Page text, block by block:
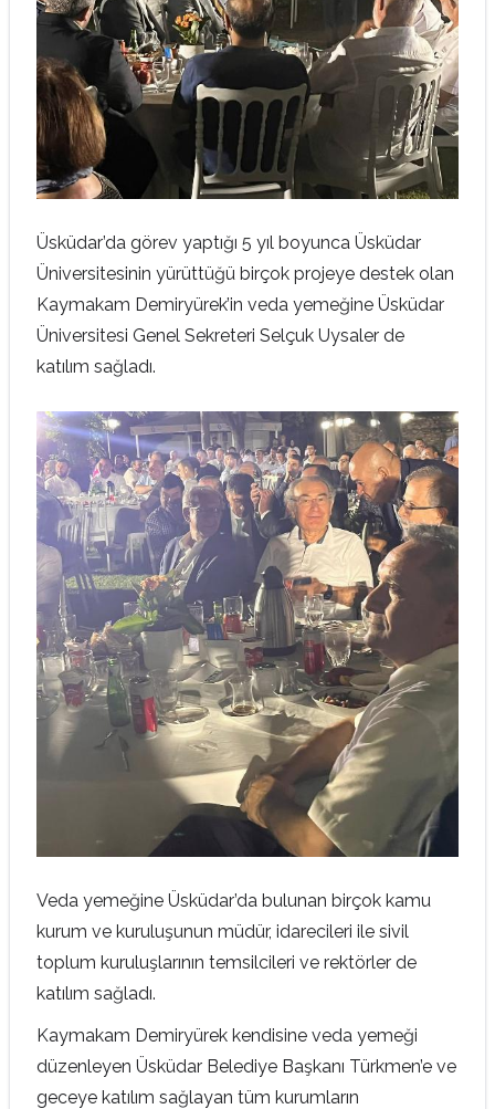
Üsküdar’da görev yaptığı 5 yıl boyunca Üsküdar
Üniversitesinin yürüttüğü birçok projeye destek olan
Kaymakam Demiryürek’in veda yemeğine Üsküdar
Üniversitesi Genel Sekreteri Selçuk Uysaler de
katılım sağladı.
Veda yemeğine Üsküdar’da bulunan birçok kamu
kurum ve kuruluşunun müdür, idarecileri ile sivil
toplum kuruluşlarının temsilcileri ve rektörler de
katılım sağladı.
Kaymakam Demiryürek kendisine veda yemeği
düzenleyen Üsküdar Belediye Başkanı Türkmen’e ve
geceye katılım sağlayan tüm kurumların